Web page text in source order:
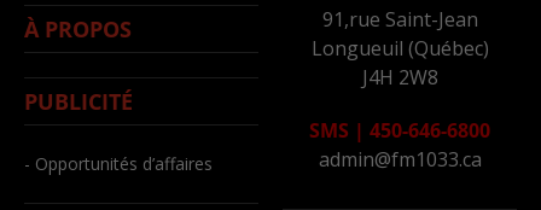
À PROPOS
PUBLICITÉ
- Opportunités d’affaires
91,rue Saint-Jean
Longueuil (Québec)
J4H 2W8
SMS | 450-646-6800
admin@fm1033.ca